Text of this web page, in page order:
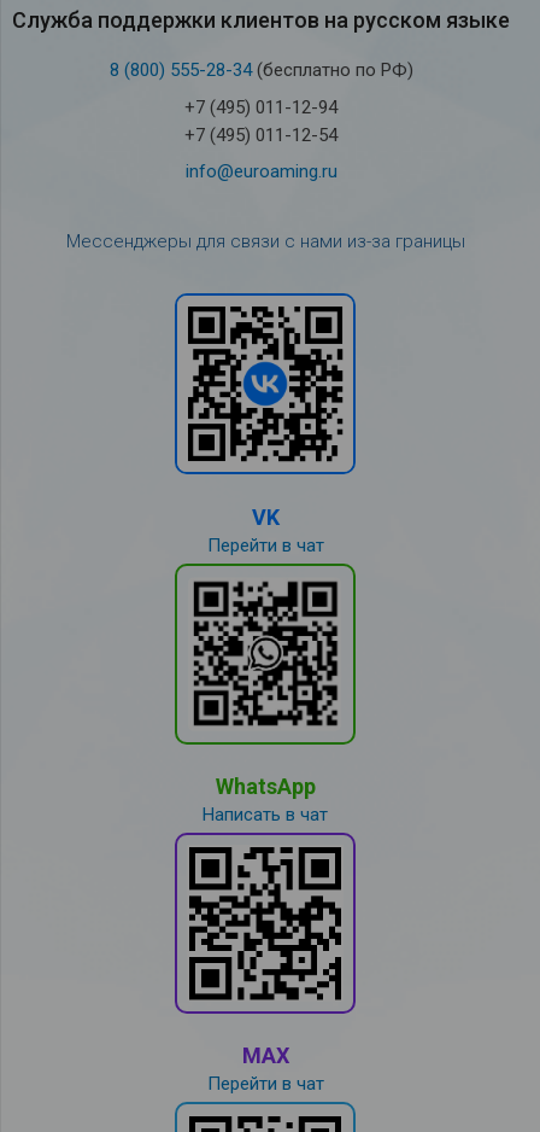
Служба под­держки кли­ен­тов на рус­ском языке
8 (800) 555-28-34(бесплатно по РФ)
+7 (495) 011-12-94
+7 (495) 011-12-54
info@euroaming.ru
Мессенджеры для связи с нами из-за границы
VK
Перейти в чат
WhatsApp
Написать в чат
MAX
Перейти в чат